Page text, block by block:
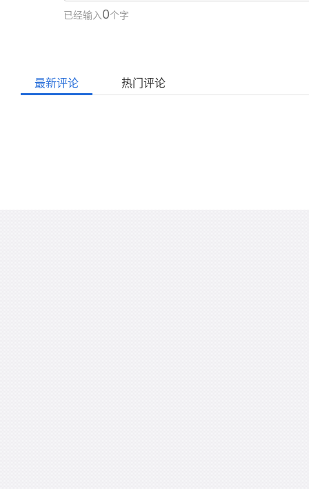
已经输入0个字
最新评论 热门评论